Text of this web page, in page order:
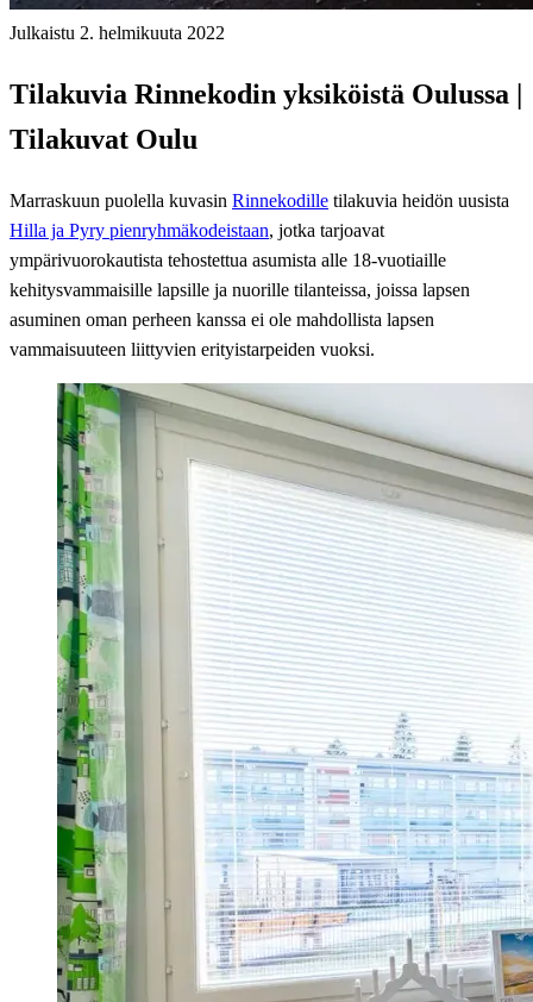
Julkaistu 2. helmikuuta 2022
Tilakuvia Rinnekodin yksiköistä Oulussa |
Tilakuvat Oulu
Marraskuun puolella kuvasin Rinnekodille tilakuvia heidön uusista
Hilla ja Pyry pienryhmäkodeistaan, jotka tarjoavat
ympärivuorokautista tehostettua asumista alle 18-vuotiaille
kehitysvammaisille lapsille ja nuorille tilanteissa, joissa lapsen
asuminen oman perheen kanssa ei ole mahdollista lapsen
vammaisuuteen liittyvien erityistarpeiden vuoksi.